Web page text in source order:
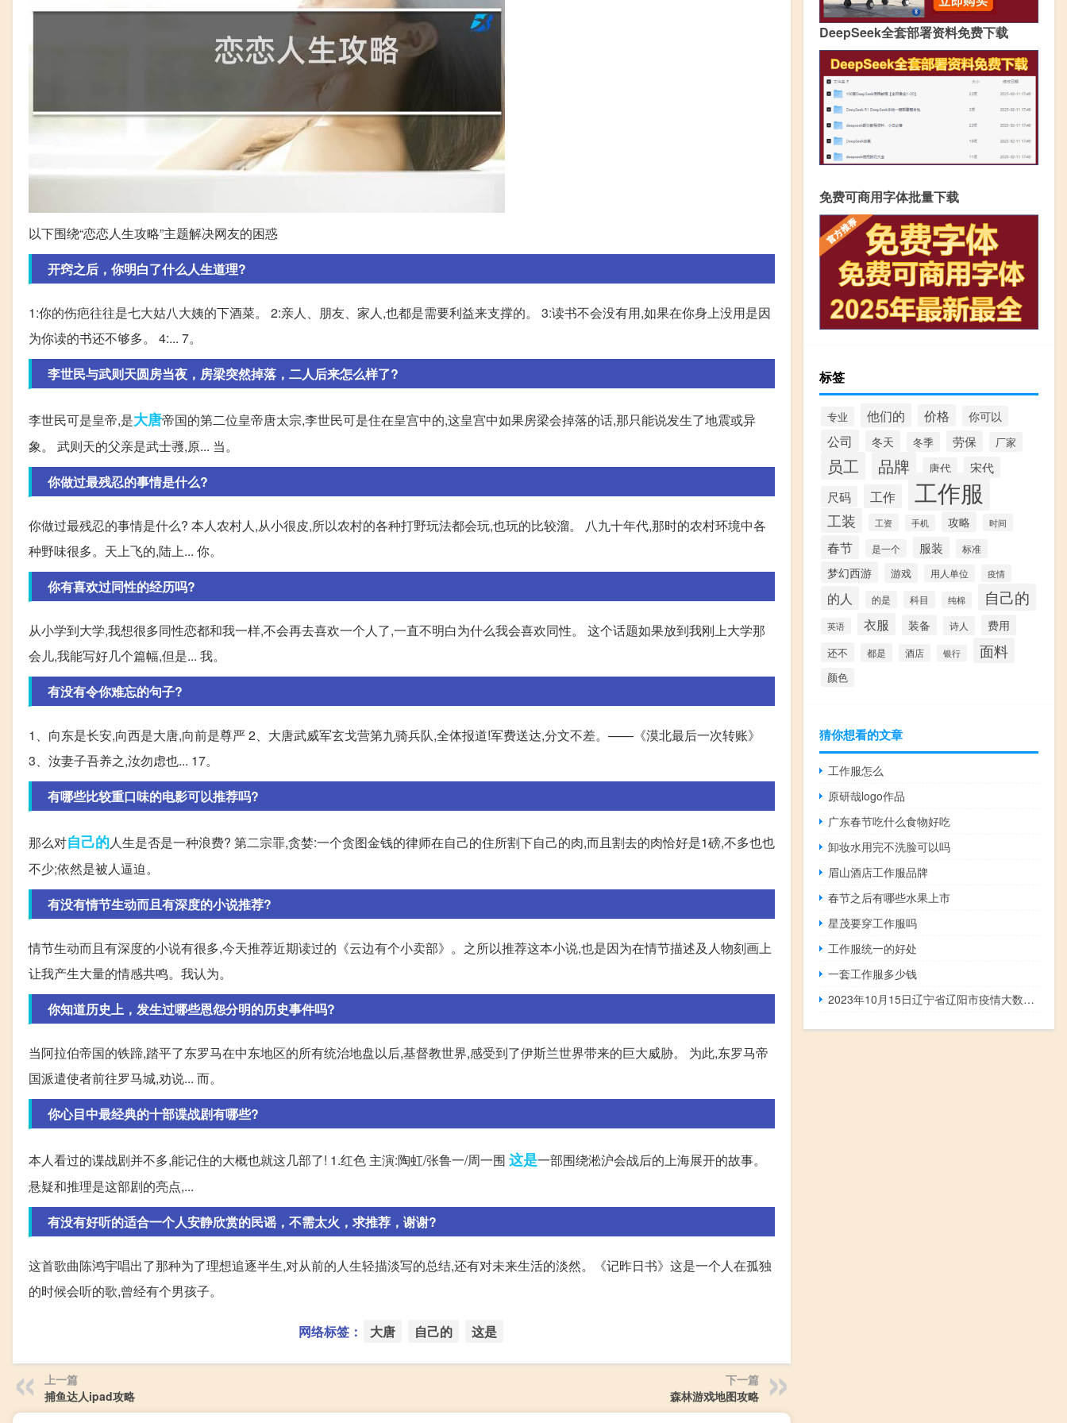
以下围绕“恋恋人生攻略”主题解决网友的困惑
开窍之后，你明白了什么人生道理?
1:你的伤疤往往是七大姑八大姨的下酒菜。 2:亲人、朋友、家人,也都是需要利益来支撑的。 3:读书不会没有用,如果在你身上没用是因
为你读的书还不够多。 4:... 7。
李世民与武则天圆房当夜，房梁突然掉落，二人后来怎么样了?
李世民可是皇帝,是大唐帝国的第二位皇帝唐太宗,李世民可是住在皇宫中的,这皇宫中如果房梁会掉落的话,那只能说发生了地震或异
象。 武则天的父亲是武士彟,原... 当。
你做过最残忍的事情是什么?
你做过最残忍的事情是什么? 本人农村人,从小很皮,所以农村的各种打野玩法都会玩,也玩的比较溜。 八九十年代,那时的农村环境中各
种野味很多。天上飞的,陆上... 你。
你有喜欢过同性的经历吗?
从小学到大学,我想很多同性恋都和我一样,不会再去喜欢一个人了,一直不明白为什么我会喜欢同性。 这个话题如果放到我刚上大学那
会儿,我能写好几个篇幅,但是... 我。
有没有令你难忘的句子?
1、向东是长安,向西是大唐,向前是尊严 2、大唐武威军玄戈营第九骑兵队,全体报道!军费送达,分文不差。——《漠北最后一次转账》
3、汝妻子吾养之,汝勿虑也... 17。
有哪些比较重口味的电影可以推荐吗?
那么对自己的人生是否是一种浪费? 第二宗罪,贪婪:一个贪图金钱的律师在自己的住所割下自己的肉,而且割去的肉恰好是1磅,不多也也
不少;依然是被人逼迫。
有没有情节生动而且有深度的小说推荐?
情节生动而且有深度的小说有很多,今天推荐近期读过的《云边有个小卖部》。之所以推荐这本小说,也是因为在情节描述及人物刻画上
让我产生大量的情感共鸣。我认为。
你知道历史上，发生过哪些恩怨分明的历史事件吗?
当阿拉伯帝国的铁蹄,踏平了东罗马在中东地区的所有统治地盘以后,基督教世界,感受到了伊斯兰世界带来的巨大威胁。 为此,东罗马帝
国派遣使者前往罗马城,劝说... 而。
你心目中最经典的十部谍战剧有哪些?
本人看过的谍战剧并不多,能记住的大概也就这几部了! 1.红色 主演:陶虹/张鲁一/周一围 这是一部围绕淞沪会战后的上海展开的故事。
悬疑和推理是这部剧的亮点,...
有没有好听的适合一个人安静欣赏的民谣，不需太火，求推荐，谢谢?
这首歌曲陈鸿宇唱出了那种为了理想追逐半生,对从前的人生轻描淡写的总结,还有对未来生活的淡然。《记昨日书》这是一个人在孤独
的时候会听的歌,曾经有个男孩子。
网络标签： 大唐 自己的 这是
上一篇
捕鱼达人ipad攻略
下一篇
森林游戏地图攻略
DeepSeek全套部署资料免费下载
免费可商用字体批量下载
标签
专业 他们的 价格 你可以
公司 冬天 冬季 劳保 厂家
员工 品牌 唐代
宋代
尺码
工作 工作服
工装 工资 手机 攻略 时间
春节 是一个 服装 标准
梦幻西游 游戏 用人单位 疫情
的人 的是 科目 纯棉 自己的
英语 衣服 装备 诗人 费用
还不 都是 酒店 银行 面料
颜色
猜你想看的文章
工作服怎么
原研哉logo作品
广东春节吃什么食物好吃
卸妆水用完不洗脸可以吗
眉山酒店工作服品牌
春节之后有哪些水果上市
星茂要穿工作服吗
工作服统一的好处
一套工作服多少钱
2023年10月15日辽宁省辽阳市疫情大数据-今日/今天疫情全网搜索最新实时消息动态情况通知播报